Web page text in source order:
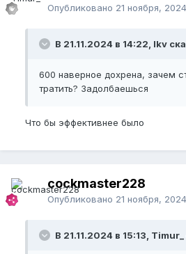
Опубликовано 21 ноября, 2024
В 21.11.2024 в 14:22, lkv
600 наверное дохрена, зачем
тратить? Задолбаешься
Что бы эффективнее было
cockmaster228
Опубликовано 21 ноября, 2024
В 21.11.2024 в 15:13, Timur_